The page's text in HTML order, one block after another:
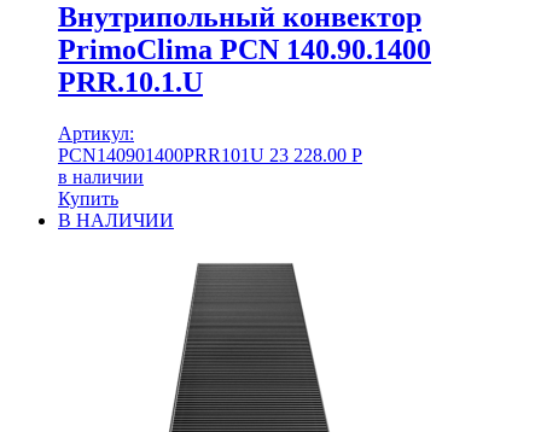
Внутрипольный конвектор
PrimoClima PCN 140.90.1400
PRR.10.1.U
Артикул:
PCN140901400PRR101U 23 228.00 Р
в наличии
Купить
В НАЛИЧИИ